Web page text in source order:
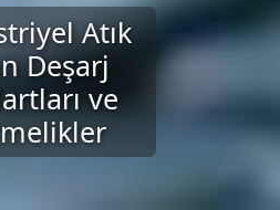
Atık
Deşarj
ve